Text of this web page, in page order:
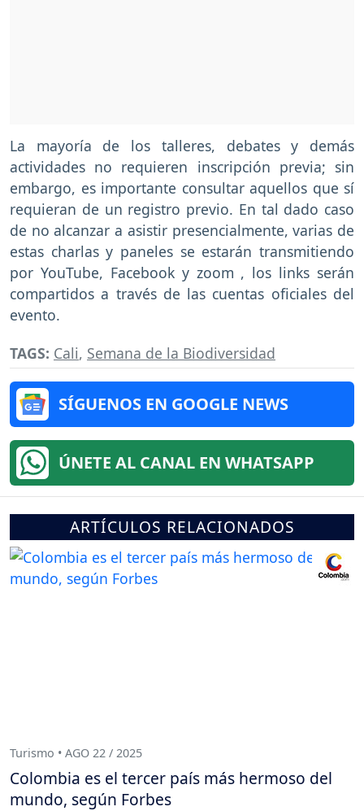
La mayoría de los talleres, debates y demás
actividades no requieren inscripción previa; sin
embargo, es importante consultar aquellos que sí
requieran de un registro previo. En tal dado caso
de no alcanzar a asistir presencialmente, varias de
estas charlas y paneles se estarán transmitiendo
por YouTube, Facebook y zoom , los links serán
compartidos a través de las cuentas oficiales del
evento.
TAGS: Cali, Semana de la Biodiversidad
SÍGUENOS EN GOOGLE NEWS
ÚNETE AL CANAL EN WHATSAPP
ARTÍCULOS RELACIONADOS
Turismo • AGO 22 / 2025
Colombia es el tercer país más hermoso del
mundo, según Forbes